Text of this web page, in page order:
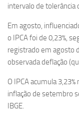
intervalo de tolerância
Em agosto,
o IPCA foi de 0,23%,
registrado em agosto
observada deflação
O IPCA acumula
inflação de setembro
IBGE.